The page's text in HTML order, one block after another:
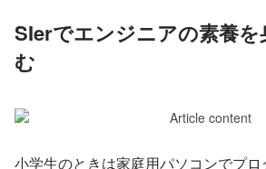
SIerでエンジニアの素養
む
小学生のときは家庭用パソコンでプ